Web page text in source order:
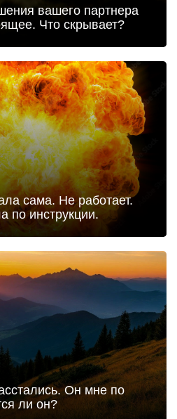
вашего партнера
Что скрывает?
сама. Не работает.
по инструкции.
Он мне по
ли он?